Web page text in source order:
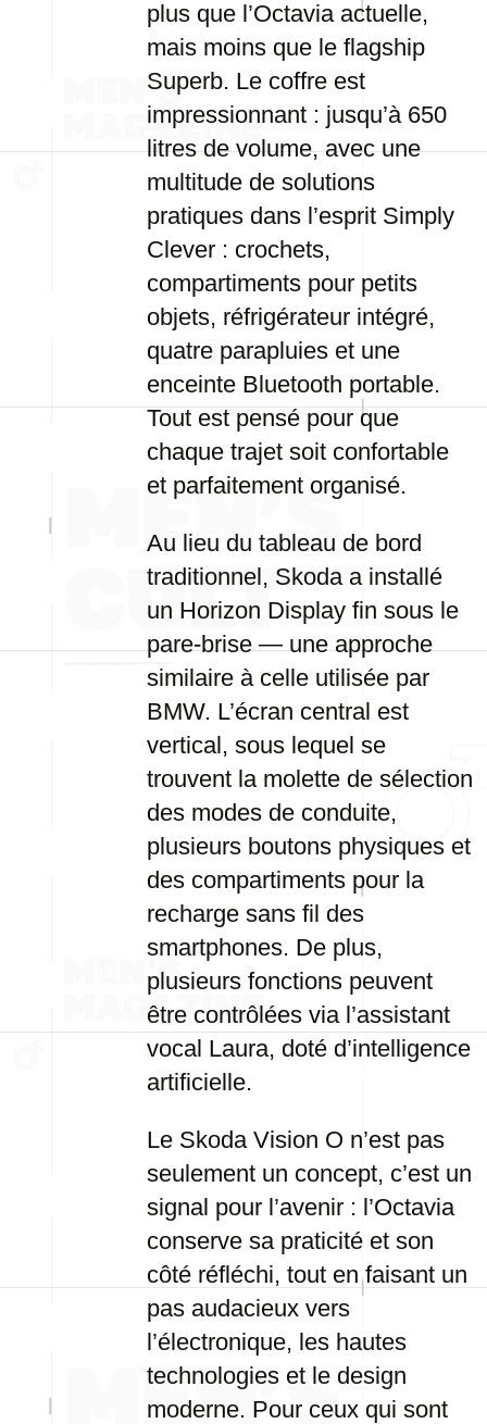
plus que l’Octavia actuelle,
mais moins que le flagship
Superb. Le coffre est
impressionnant : jusqu’à 650
litres de volume, avec une
multitude de solutions
pratiques dans l’esprit Simply
Clever : crochets,
compartiments pour petits
objets, réfrigérateur intégré,
quatre parapluies et une
enceinte Bluetooth portable.
Tout est pensé pour que
chaque trajet soit confortable
et parfaitement organisé.
Au lieu du tableau de bord
traditionnel, Skoda a installé
un Horizon Display fin sous le
pare-brise — une approche
similaire à celle utilisée par
BMW. L’écran central est
vertical, sous lequel se
trouvent la molette de sélection
des modes de conduite,
plusieurs boutons physiques et
des compartiments pour la
recharge sans fil des
smartphones. De plus,
plusieurs fonctions peuvent
être contrôlées via l’assistant
vocal Laura, doté d’intelligence
artificielle.
Le Skoda Vision O n’est pas
seulement un concept, c’est un
signal pour l’avenir : l’Octavia
conserve sa praticité et son
côté réfléchi, tout en faisant un
pas audacieux vers
l’électronique, les hautes
technologies et le design
moderne. Pour ceux qui sont